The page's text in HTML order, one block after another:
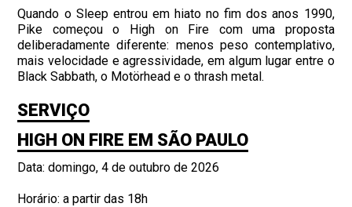
Quando o Sleep entrou em hiato no fim dos anos 1990,
Pike começou o High on Fire com uma proposta
deliberadamente diferente: menos peso contemplativo,
mais velocidade e agressividade, em algum lugar entre o
Black Sabbath, o Motörhead e o thrash metal.
SERVIÇO
HIGH ON FIRE EM SÃO PAULO
Data: domingo, 4 de outubro de 2026
Horário: a partir das 18h